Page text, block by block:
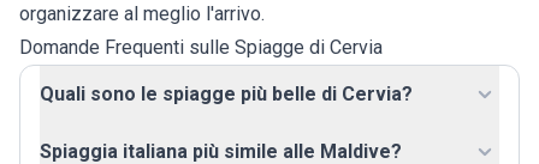
organizzare al meglio l'arrivo.
Domande Frequenti sulle Spiagge di Cervia
Quali sono le spiagge più belle di Cervia?
Spiaggia italiana più simile alle Maldive?